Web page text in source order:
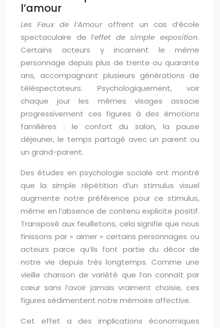
l’amour
Les Feux de l’Amour offrent un cas d’école
spectaculaire de l’effet de simple exposition.
Certains acteurs y incarnent le même
personnage depuis plus de trente ou quarante
ans, accompagnant plusieurs générations de
téléspectateurs. Psychologiquement, voir
chaque jour les mêmes visages associe
progressivement ces figures à des émotions
familières : le confort du salon, la pause
déjeuner, le temps partagé avec un parent ou
un grand-parent.
Des études en psychologie sociale ont montré
que la simple répétition d’un stimulus visuel
augmente notre préférence pour ce stimulus,
même en l’absence de contenu explicite positif.
Transposé aux feuilletons, cela signifie que nous
finissons par « aimer » certains personnages ou
acteurs parce qu’ils font partie du décor de
notre vie depuis très longtemps. Comme une
vieille chanson de variété que l’on connaît par
cœur sans l’avoir jamais vraiment choisie, ces
figures sédimentent notre mémoire affective.
Cet effet a des implications économiques